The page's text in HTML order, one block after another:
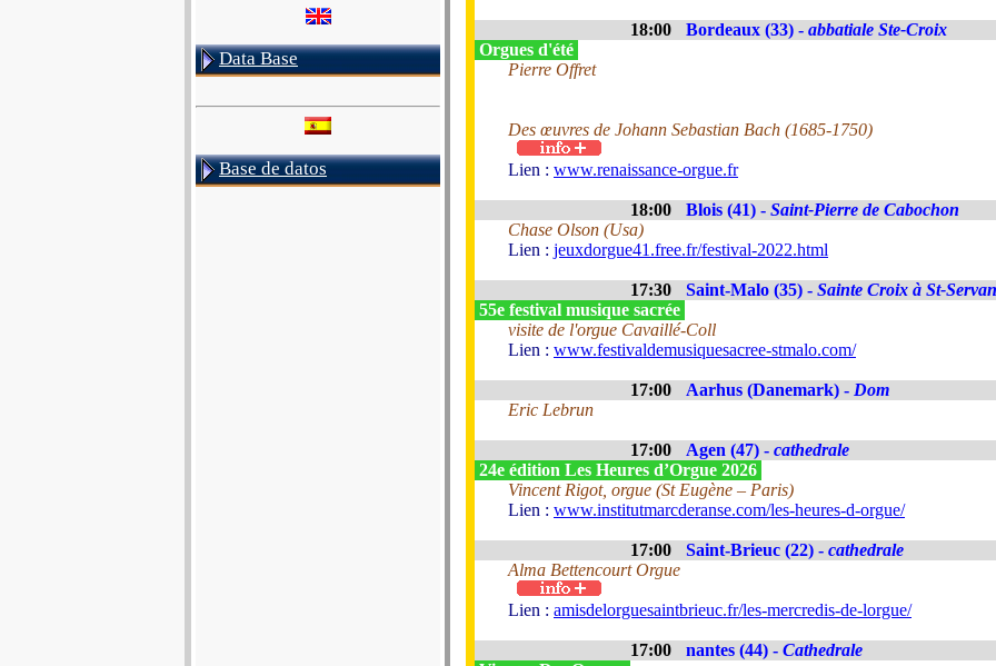
Data Base
Base de datos
18:00 Bordeaux (33) - abbatiale Ste-Croix
Orgues d'été
Pierre Offret
Des œuvres de Johann Sebastian Bach (1685-1750)
Lien : www.renaissance-orgue.fr
18:00 Blois (41) - Saint-Pierre de Cabochon
Chase Olson (Usa)
Lien : jeuxdorgue41.free.fr/festival-2022.html
17:30 Saint-Malo (35) - Sainte Croix à St-Servan
55e festival musique sacrée
visite de l'orgue Cavaillé-Coll
Lien : www.festivaldemusiquesacree-stmalo.com/
17:00 Aarhus (Danemark) - Dom
Eric Lebrun
17:00 Agen (47) - cathedrale
24e édition Les Heures d’Orgue 2026
Vincent Rigot, orgue (St Eugène – Paris)
Lien : www.institutmarcderanse.com/les-heures-d-orgue/
17:00 Saint-Brieuc (22) - cathedrale
Alma Bettencourt Orgue
Lien : amisdelorguesaintbrieuc.fr/les-mercredis-de-lorgue/
17:00 nantes (44) - Cathedrale